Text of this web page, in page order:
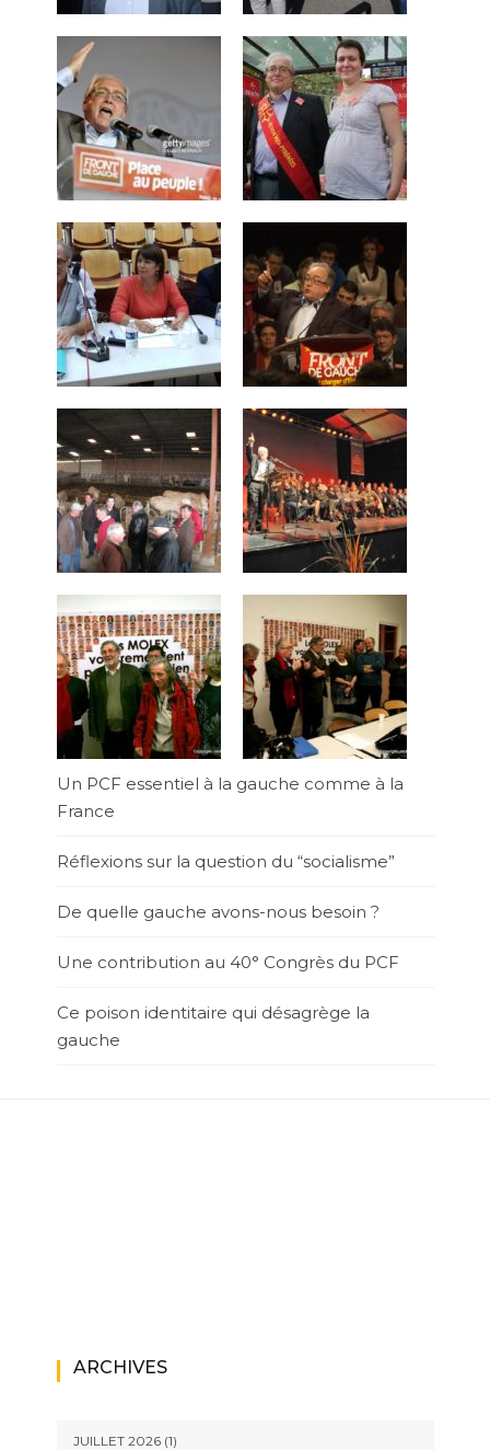
Un PCF essentiel à la gauche comme à la
France
Réflexions sur la question du “socialisme”
De quelle gauche avons-nous besoin ?
Une contribution au 40° Congrès du PCF
Ce poison identitaire qui désagrège la
gauche
ARCHIVES
JUILLET 2026(1)